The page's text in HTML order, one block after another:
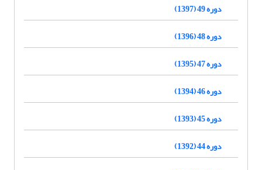
دوره 49 (1397)
دوره 48 (1396)
دوره 47 (1395)
دوره 46 (1394)
دوره 45 (1393)
دوره 44 (1392)